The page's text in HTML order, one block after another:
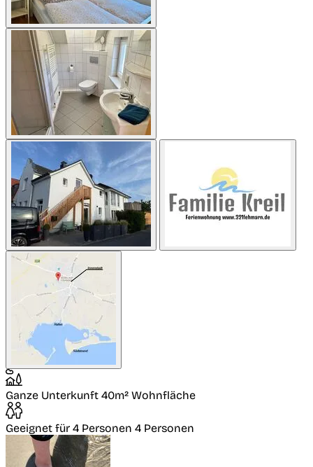
Ganze Unterkunft 40m² Wohnfläche
Geeignet für 4 Personen 4 Personen